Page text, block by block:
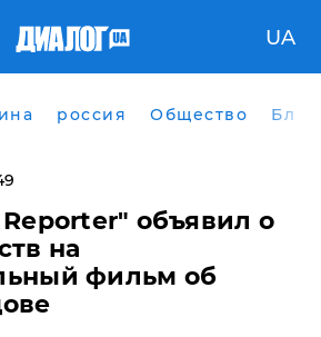
UA
россия Общество
объявил о
на
фильм об